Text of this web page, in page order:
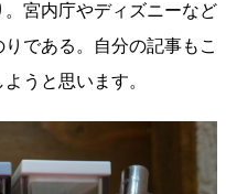
宮内庁やディズニーなど
である。自分の記事もこ
うと思います。